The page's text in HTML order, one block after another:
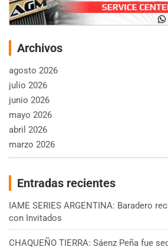
Archivos
agosto 2026
julio 2026
junio 2026
mayo 2026
abril 2026
marzo 2026
Entradas recientes
IAME SERIES ARGENTINA: Baradero
con Invitados
CHAQUEÑO TIERRA: Sáenz Peña fue